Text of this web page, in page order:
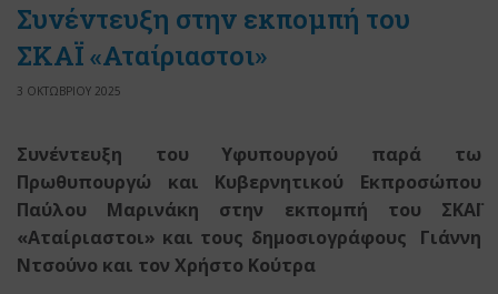
Συνέντευξη στην εκπομπή του
ΣΚΑΪ «Αταίριαστοι»
3 ΟΚΤΩΒΡΙΟΥ 2025
Συνέντευξη του Υφυπουργού παρά τω
Πρωθυπουργώ και Κυβερνητικού Εκπροσώπου
Παύλου Μαρινάκη στην εκπομπή του ΣΚΑΪ
«Αταίριαστοι» και τους δημοσιογράφους Γιάννη
Ντσούνο και τον Χρήστο Κούτρα